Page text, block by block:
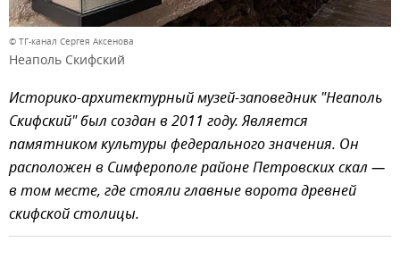
© ТГ-канал Сергея Аксенова
Неаполь Скифский
Историко-архитектурный музей-заповедник "Неаполь
Скифский" был создан в 2011 году. Является
памятником культуры федерального значения. Он
расположен в Симферополе районе Петровских скал —
в том месте, где стояли главные ворота древней
скифской столицы.